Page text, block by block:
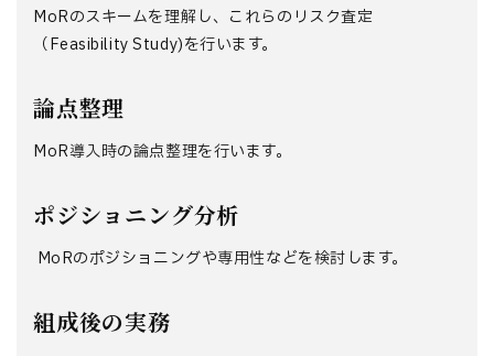
MoRのスキームを理解し、これらのリスク査定
（Feasibility Study)を行います。
論点整理
MoR導入時の論点整理を行います。
ポジショニング分析
MoRのポジショニングや専用性などを検討します。
組成後の実務